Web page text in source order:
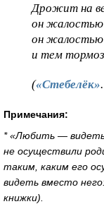
Дрожит на
он жалостью
он жалостью
и тем
(«Стебелёк»
Примечания:
* «Любить — видеть
не осуществили
таким, каким его
видеть вместо
книжки).